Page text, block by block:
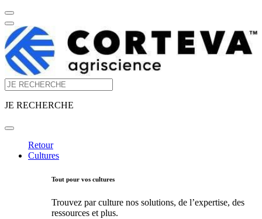
JE RECHERCHE
Retour
Cultures
Tout pour vos cultures
Trouvez par culture nos solutions, de l’expertise, des
ressources et plus.